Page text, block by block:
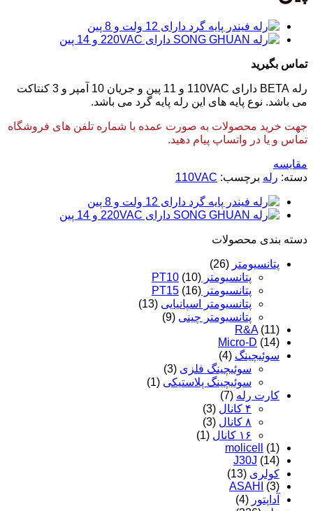
تماس بگیرید
رله BETA دارای 110VAC و 11 پین و جریان 10 آمپر و 3 کنتاکت
می باشد. نوع پایه های این رله پایه گرد می باشد.
جهت خرید محصولات به صورت عمده با شماره تلفن های فروشگاه
تماس و یا در واتساپ پیام دهید.
مقایسه
دسته: رله برچسب: 110VAC
دسته‌ بندی محصولات
پتانسیومتر (26)
پتانسیومتر PT10 (10)
پتانسیومتر PT15 (16)
پتانسیومتر اسپانیایی (13)
پتانسیومتر چینی (9)
R&A (11)
Micro-D (14)
سوئیچینگ (4)
سوئیچینگ فلزی (3)
سوئیچینگ پلاستیکی (1)
کارت رله (7)
۴ کانال
(3)
۸ کانال
(3)
۱۶ کانال
(1)
molicell
(1)
J30J (14)
کولری (13)
ASAHI
(3)
آداپتور (4)